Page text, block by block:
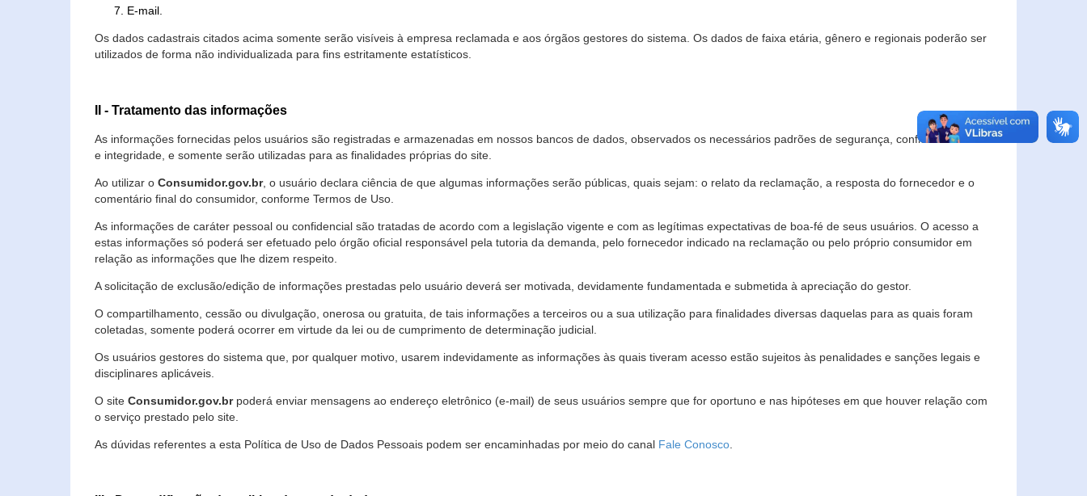
E-mail.
Os dados cadastrais citados acima somente serão visíveis à empresa reclamada e aos órgãos gestores do sistema. Os dados de faixa etária, gênero e regionais poderão ser
utilizados de forma não individualizada para fins estritamente estatísticos.
II - Tratamento das informações
As informações fornecidas pelos usuários são registradas e armazenadas em nossos bancos de dados, observados os necessários padrões de segurança, confidencialidade
e integridade, e somente serão utilizadas para as finalidades próprias do site.
Ao utilizar o Consumidor.gov.br, o usuário declara ciência de que algumas informações serão públicas, quais sejam: o relato da reclamação, a resposta do fornecedor e o
comentário final do consumidor, conforme Termos de Uso.
As informações de caráter pessoal ou confidencial são tratadas de acordo com a legislação vigente e com as legítimas expectativas de boa-fé de seus usuários. O acesso a
estas informações só poderá ser efetuado pelo órgão oficial responsável pela tutoria da demanda, pelo fornecedor indicado na reclamação ou pelo próprio consumidor em
relação as informações que lhe dizem respeito.
A solicitação de exclusão/edição de informações prestadas pelo usuário deverá ser motivada, devidamente fundamentada e submetida à apreciação do gestor.
O compartilhamento, cessão ou divulgação, onerosa ou gratuita, de tais informações a terceiros ou a sua utilização para finalidades diversas daquelas para as quais foram
coletadas, somente poderá ocorrer em virtude da lei ou de cumprimento de determinação judicial.
Os usuários gestores do sistema que, por qualquer motivo, usarem indevidamente as informações às quais tiveram acesso estão sujeitos às penalidades e sanções legais e
disciplinares aplicáveis.
O site Consumidor.gov.brpoderá enviar mensagens ao endereço eletrônico (e-mail) de seus usuários sempre que for oportuno e nas hipóteses em que houver relação com
o serviço prestado pelo site.
As dúvidas referentes a esta Política de Uso de Dados Pessoais podem ser encaminhadas por meio do canal Fale Conosco